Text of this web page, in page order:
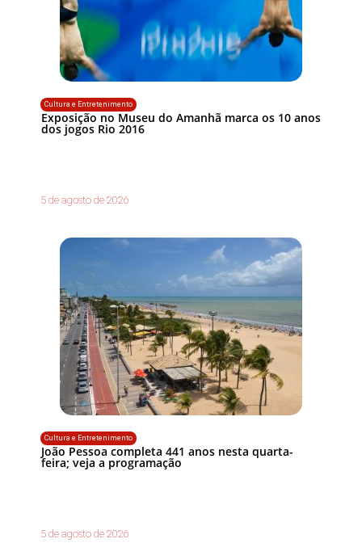
Cultura e Entretenimento
Exposição no Museu do Amanhã marca os 10 anos
dos jogos Rio 2016
5 de agosto de 2026
Cultura e Entretenimento
João Pessoa completa 441 anos nesta quarta-
feira; veja a programação
5 de agosto de 2026